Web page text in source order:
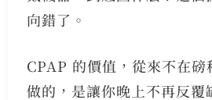
向錯了。
CPAP 的價值，從來不在磅
做的，是讓你晚上不再反覆